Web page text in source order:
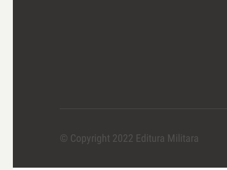
© Copyright 2022 Editura Militara